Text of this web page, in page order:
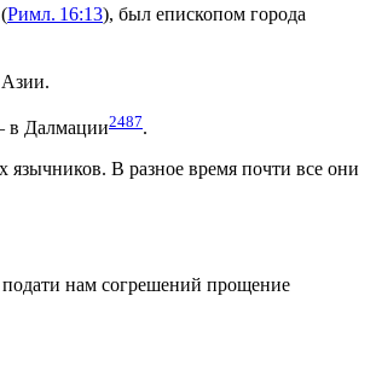
(Римл. 16:13), был епископом города
в Далмации2487.
В разное время почти все они
нам согрешений прощение